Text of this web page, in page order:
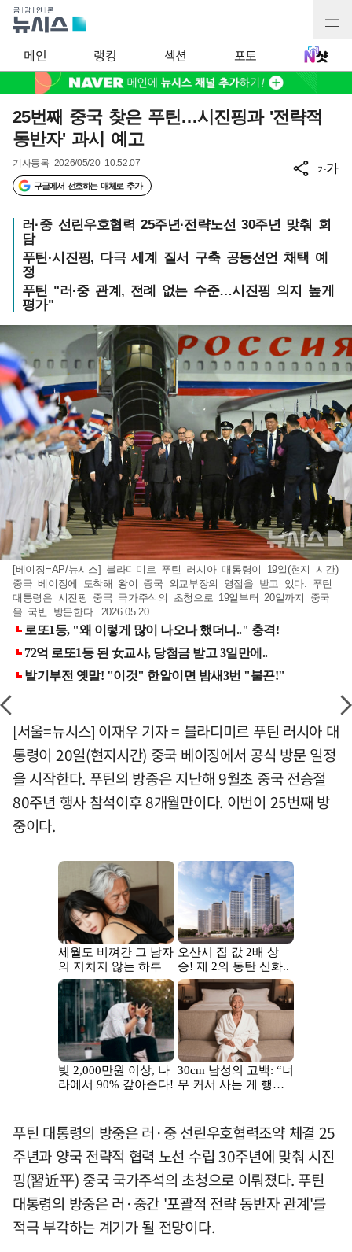
메인 랭킹 섹션 포토
25번째 중국 찾은 푸틴…시진핑과 '전략적
동반자' 과시 예고
기사등록 2026/05/20 10:52:07
구글에서 선호하는 매체로 추가
가가
러·중 선린우호협력 25주년·전략노선 30주년 맞춰 회
담
푸틴·시진핑, 다극 세계 질서 구축 공동선언 채택 예
정
푸틴 "러·중 관계, 전례 없는 수준…시진핑 의지 높게
평가"
[베이징=AP/뉴시스] 블라디미르 푸틴 러시아 대통령이 19일(현지 시간)
중국 베이징에 도착해 왕이 중국 외교부장의 영접을 받고 있다. 푸틴
대통령은 시진핑 중국 국가주석의 초청으로 19일부터 20일까지 중국
을 국빈 방문한다. 2026.05.20.
[서울=뉴시스] 이재우 기자 = 블라디미르 푸틴 러시아 대
통령이 20일(현지시간) 중국 베이징에서 공식 방문 일정
을 시작한다. 푸틴의 방중은 지난해 9월초 중국 전승절
80주년 행사 참석이후 8개월만이다. 이번이 25번째 방
중이다.
푸틴 대통령의 방중은 러·중 선린우호협력조약 체결 25
주년과 양국 전략적 협력 노선 수립 30주년에 맞춰 시진
핑(習近平) 중국 국가주석의 초청으로 이뤄졌다. 푸틴
대통령의 방중은 러·중간 '포괄적 전략 동반자 관계'를
적극 부각하는 계기가 될 전망이다.